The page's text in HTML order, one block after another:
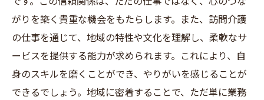
地域密着型の求人が持つユニークな特性
神戸市北区で働くことの社会的意義
地元でのネットワーク形成の利点
地域の住民との信頼関係を築く方法
がりを築く貴重な機会をもたらします。また、訪問介護
の仕事を通じて、地域の特性や文化を理解し、柔軟なサ
ービスを提供する能力が求められます。これにより、自
身のスキルを磨くことができ、やりがいを感じることが
できるでしょう。地域に密着することで、ただ単に業務